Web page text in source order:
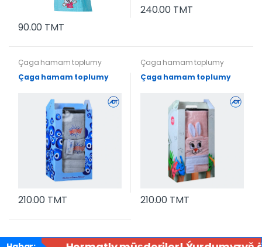
90.00 TMT
240.00 TMT
Çaga hamam toplumy
Çaga hamam toplumy
210.00 TMT
Çaga hamam toplumy
Çaga hamam toplumy
210.00 TMT